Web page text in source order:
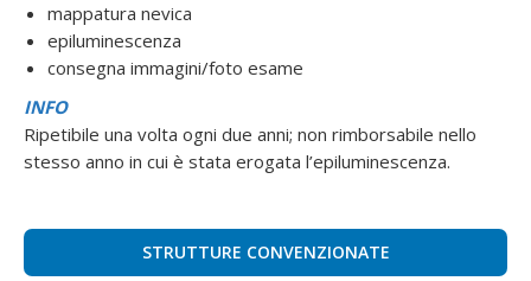
mappatura nevica
epiluminescenza
consegna immagini/foto esame
INFO
Ripetibile una volta ogni due anni; non rimborsabile nello
stesso anno in cui è stata erogata l’epiluminescenza.
STRUTTURE CONVENZIONATE